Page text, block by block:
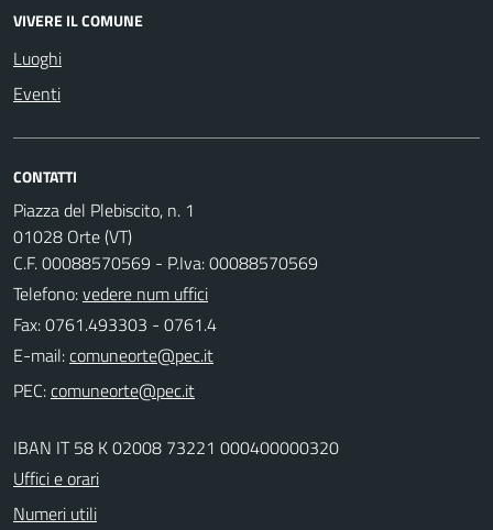
VIVERE IL COMUNE
Luoghi
Eventi
CONTATTI
Piazza del Plebiscito, n. 1
01028 Orte (VT)
C.F. 00088570569 - P.Iva: 00088570569
Telefono:vedere num uffici
Fax: 0761.493303 - 0761.4
E-mail:
PEC:
IBAN IT 58 K 02008 73221 000400000320
Uffici e orari
Numeri utili